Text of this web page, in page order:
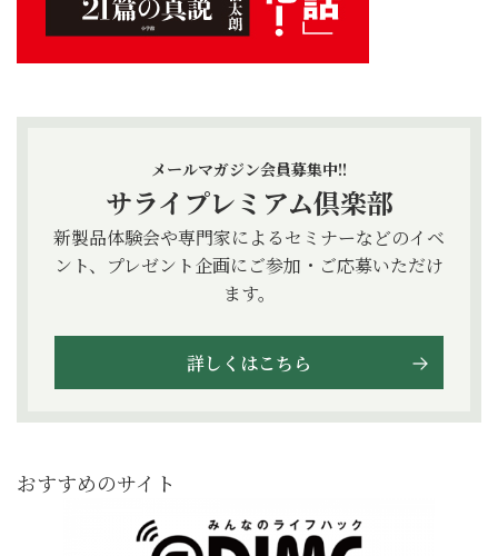
メールマガジン会員募集中!!
サライプレミアム倶楽部
新製品体験会や専門家によるセミナーなどのイベ
ント、プレゼント企画にご参加・ご応募いただけ
ます。
詳しくはこちら
おすすめのサイト